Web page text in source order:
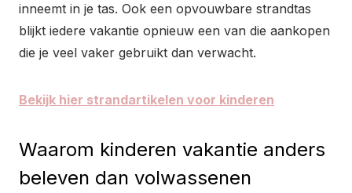
inneemt in je tas. Ook een opvouwbare strandtas
blijkt iedere vakantie opnieuw een van die aankopen
die je veel vaker gebruikt dan verwacht.
Bekijk hier strandartikelen voor kinderen
Waarom kinderen vakantie anders
beleven dan volwassenen